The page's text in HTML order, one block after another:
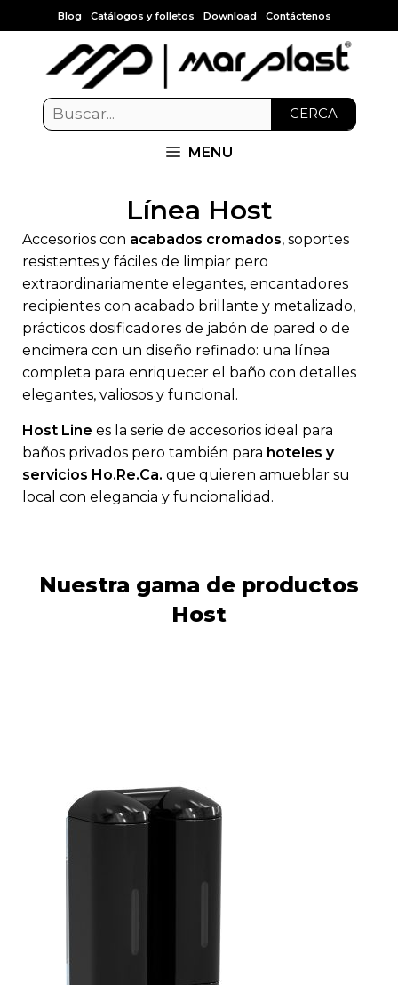
Blog Catálogos y folletos Download Contáctenos
CERCA
MENU
Línea Host
Accesorios con acabados cromados, soportes
resistentes y fáciles de limpiar pero
extraordinariamente elegantes, encantadores
recipientes con acabado brillante y metalizado,
prácticos dosificadores de jabón de pared o de
encimera con un diseño refinado: una línea
completa para enriquecer el baño con detalles
elegantes, valiosos y funcional.
Host Line es la serie de accesorios ideal para
baños privados pero también para hoteles y
servicios Ho.Re.Ca. que quieren amueblar su
local con elegancia y funcionalidad.
Nuestra gama de productos
Host